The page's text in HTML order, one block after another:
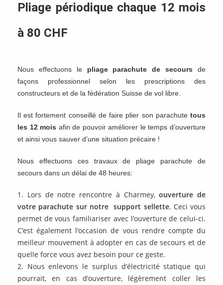
Pliage périodique chaque 12 mois
à 80 CHF
Nous effectuons le pliage parachute de secours de
façons professionnel selon les prescriptions des
constructeurs et de la fédération Suisse de vol libre.
Il est fortement conseillé de faire plier son parachute tous
les 12 mois afin de pouvoir améliorer le temps d’ouverture
et ainsi vous sauver d’une situation précaire !
Nous effectuons ces travaux de pliage parachute de
secours dans un délai de 48 heures:
Lors de notre rencontre à Charmey,ouverture de
votre parachute sur notre support sellette. Ceci vous
permet de vous familiariser avec l’ouverture de celui-ci.
C’est également l’occasion de vous rendre compte du
meilleur mouvement à adopter en cas de secours et de
quelle force vous avez besoin pour ce geste.
Nous enlevons le surplus d’électricité statique qui
pourrait, en cas d’ouverture, légèrement coller les